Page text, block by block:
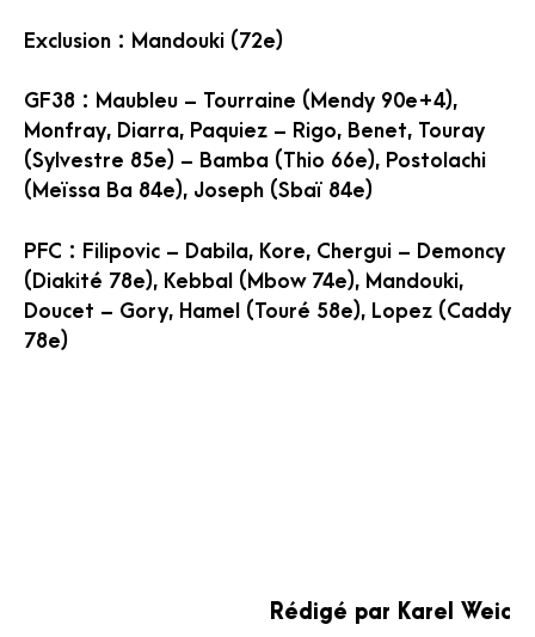
Exclusion : Mandouki (72e)
GF38 : Maubleu – Tourraine (Mendy 90e+4),
Monfray, Diarra, Paquiez – Rigo, Benet, Touray
(Sylvestre 85e) – Bamba (Thio 66e), Postolachi
(Meïssa Ba 84e), Joseph (Sbaï 84e)
PFC : Filipovic – Dabila, Kore, Chergui – Demoncy
(Diakité 78e), Kebbal (Mbow 74e), Mandouki,
Doucet – Gory, Hamel (Touré 58e), Lopez (Caddy
78e)
Rédigé par Karel Weic